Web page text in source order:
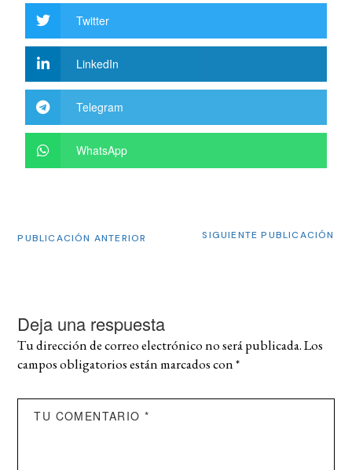
Twitter
LinkedIn
Telegram
WhatsApp
PUBLICACIÓN ANTERIOR SIGUIENTE PUBLICACIÓN
Deja una respuesta
Tu dirección de correo electrónico no será publicada. Los
campos obligatorios están marcados con*